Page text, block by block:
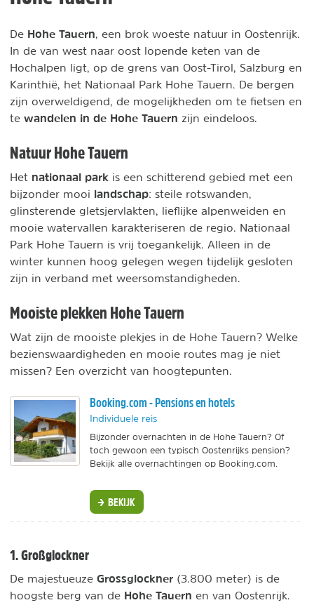
De Hohe Tauern , een brok woeste natuur in Oostenrijk.
In de van west naar oost lopende keten van de
Hochalpen ligt, op de grens van Oost-Tirol, Salzburg en
Karinthië, het Nationaal Park Hohe Tauern. De bergen
zijn overweldigend, de mogelijkheden om te fietsen en
te wandelen in de Hohe Tauern zijn eindeloos.
Natuur Hohe Tauern
Het nationaal park is een schitterend gebied met een
bijzonder mooi landschap: steile rotswanden,
glinsterende gletsjervlakten, lieflijke alpenweiden en
mooie watervallen karakteriseren de regio. Nationaal
Park Hohe Tauern is vrij toegankelijk. Alleen in de
winter kunnen hoog gelegen wegen tijdelijk gesloten
zijn in verband met weersomstandigheden.
Mooiste plekken Hohe Tauern
Wat zijn de mooiste plekjes in de Hohe Tauern? Welke
bezienswaardigheden en mooie routes mag je niet
missen? Een overzicht van hoogtepunten.
Booking.com - Pensions en hotels
Individuele reis
Bijzonder overnachten in de Hohe Tauern? Of
toch gewoon een typisch Oostenrijks pension?
Bekijk alle overnachtingen op Booking.com.
BEKIJK
1. Großglockner
De majestueuze Grossglockner (3.800 meter) is de
hoogste berg van de Hohe Tauern en van Oostenrijk.